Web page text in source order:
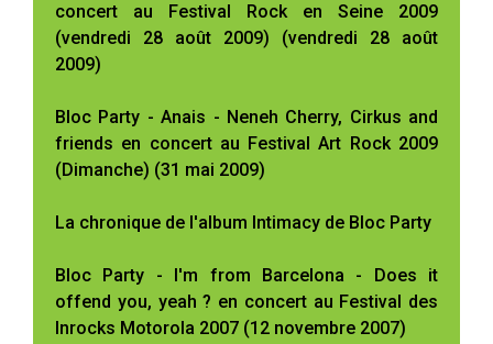
concert au Festival Rock en Seine 2009
(vendredi 28 août 2009) (vendredi 28 août
2009)
Bloc Party - Anais - Neneh Cherry, Cirkus and
friends en concert au Festival Art Rock 2009
(Dimanche) (31 mai 2009)
La chronique de l'album Intimacy de Bloc Party
Bloc Party - I'm from Barcelona - Does it
offend you, yeah ? en concert au Festival des
Inrocks Motorola 2007 (12 novembre 2007)